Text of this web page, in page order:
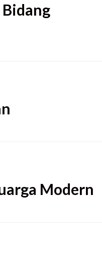
Modern